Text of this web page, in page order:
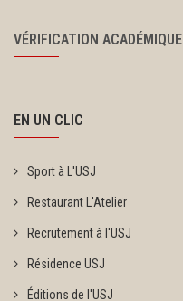
VÉRIFICATION ACADÉMIQUE
EN UN CLIC
Sport à L'USJ
Restaurant L'Atelier
Recrutement à l'USJ
Résidence USJ
Éditions de l'USJ